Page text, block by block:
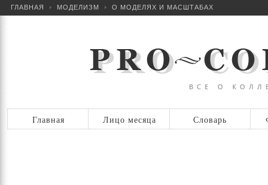
ГЛАВНАЯ МОДЕЛИЗМ О МОДЕЛЯХ И МАСШТАБАХ
Главная Лицо месяца Словарь